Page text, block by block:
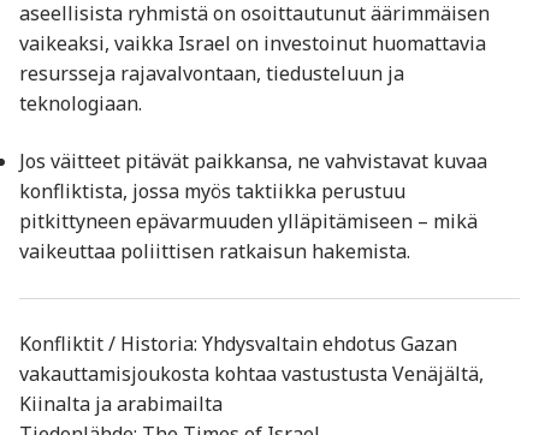
aseellisista ryhmistä on osoittautunut äärimmäisen
vaikeaksi, vaikka Israel on investoinut huomattavia
resursseja rajavalvontaan, tiedusteluun ja
teknologiaan.
Jos väitteet pitävät paikkansa, ne vahvistavat kuvaa
konfliktista, jossa myös taktiikka perustuu
pitkittyneen epävarmuuden ylläpitämiseen – mikä
vaikeuttaa poliittisen ratkaisun hakemista.
Konfliktit / Historia: Yhdysvaltain ehdotus Gazan
vakauttamisjoukosta kohtaa vastustusta Venäjältä,
Kiinalta ja arabimailta